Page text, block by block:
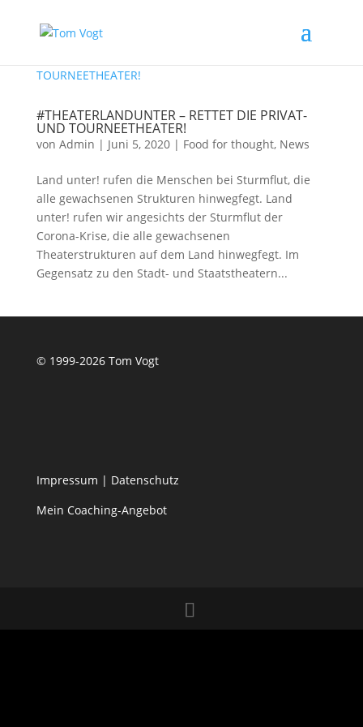
#THEATERLANDUNTER – RETTET DIE PRIVAT-
UND TOURNEETHEATER!
von Admin | Juni 5, 2020| Food for thought, News
Land unter! rufen die Menschen bei Sturmflut, die
alle gewachsenen Strukturen hinwegfegt. Land
unter! rufen wir angesichts der Sturmflut der
Corona-Krise, die alle gewachsenen
Theaterstrukturen auf dem Land hinwegfegt. Im
Gegensatz zu den Stadt- und Staatstheatern...
© 1999-2026 Tom Vogt
Impressum | Datenschutz
Mein Coaching-Angebot